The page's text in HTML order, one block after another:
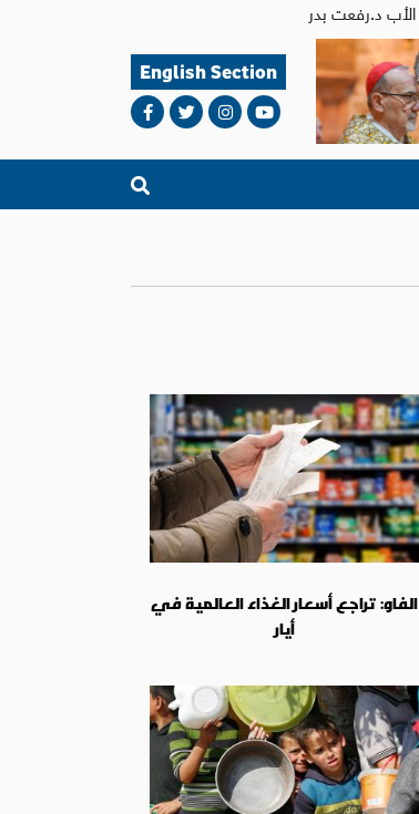
English Section
الفاو: تراجع أسعار الغذاء العالمية في
أيار